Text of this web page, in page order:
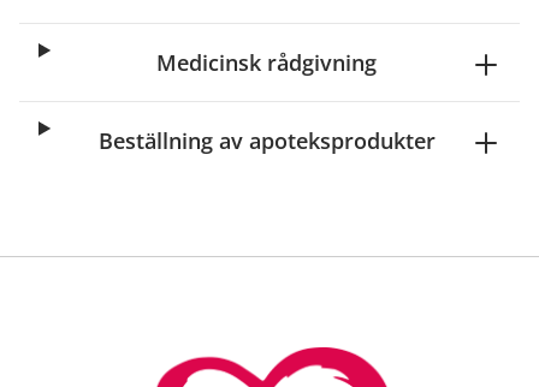
Medicinsk rådgivning
Beställning av apoteksprodukter